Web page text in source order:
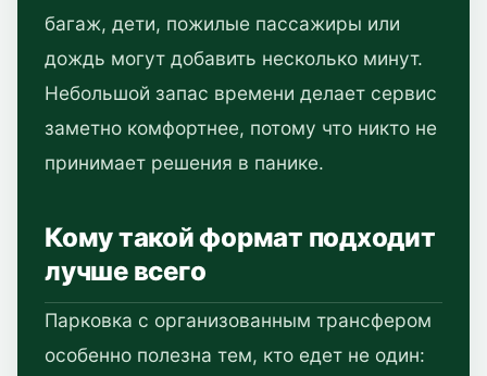
багаж, дети, пожилые пассажиры или
дождь могут добавить несколько минут.
Небольшой запас времени делает сервис
заметно комфортнее, потому что никто не
принимает решения в панике.
Кому такой формат подходит
лучше всего
Парковка с организованным трансфером
особенно полезна тем, кто едет не один: